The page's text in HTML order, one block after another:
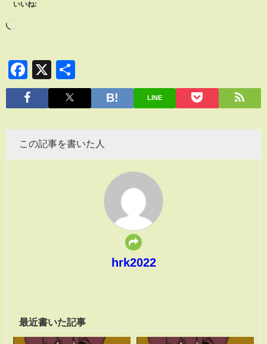
いいね:
Facebook
X
有
LINE
この記事を書いた人
hrk2022
最近書いた記事